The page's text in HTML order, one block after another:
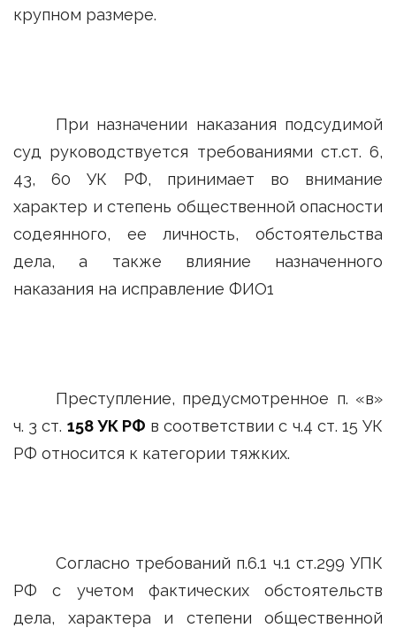
крупном размере.
При назначении наказания подсудимой
суд руководствуется требованиями ст.ст. 6,
43, 60 УК РФ, принимает во внимание
характер и степень общественной опасности
содеянного, ее личность, обстоятельства
дела, а также влияние назначенного
наказания на исправление ФИО1
Преступление, предусмотренное п. «в»
ч. 3 ст. 158 УК РФ в соответствии с ч.4 ст. 15 УК
РФ относится к категории тяжких.
Согласно требований п.6.1 ч.1 ст.299 УПК
РФ с учетом фактических обстоятельств
дела, характера и степени общественной